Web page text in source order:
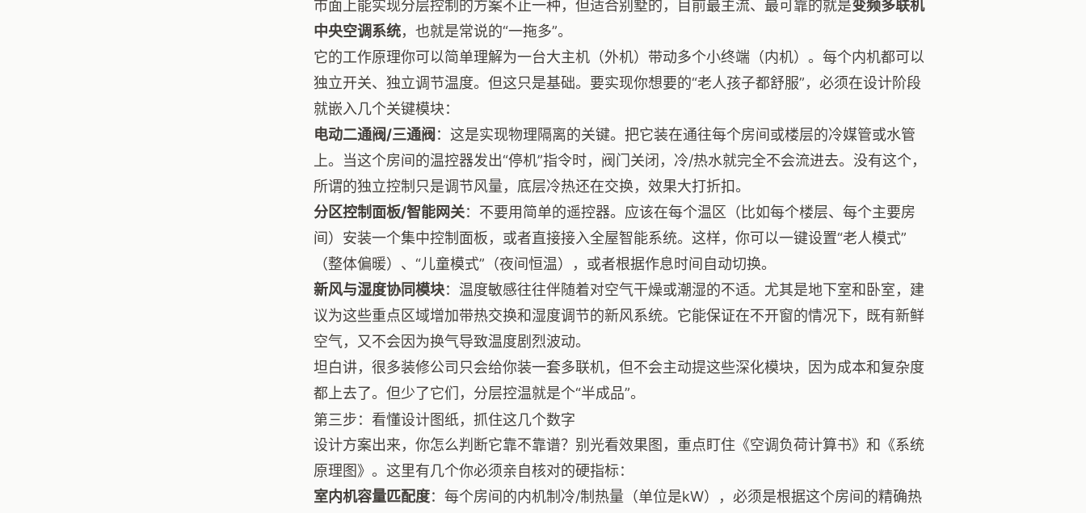
市面上能实现分层控制的方案不止一种，但适合别墅的，目前最主流、最可靠的就是变频多联机
中央空调系统，也就是常说的“一拖多”。
它的工作原理你可以简单理解为一台大主机（外机）带动多个小终端（内机）。每个内机都可以
独立开关、独立调节温度。但这只是基础。要实现你想要的“老人孩子都舒服”，必须在设计阶段
就嵌入几个关键模块：
电动二通阀/三通阀 ：这是实现物理隔离的关键。把它装在通往每个房间或楼层的冷媒管或水管
上。当这个房间的温控器发出“停机”指令时，阀门关闭，冷/热水就完全不会流进去。没有这个，
所谓的独立控制只是调节风量，底层冷热还在交换，效果大打折扣。
分区控制面板/智能网关：不要用简单的遥控器。应该在每个温区（比如每个楼层、每个主要房
间）安装一个集中控制面板，或者直接接入全屋智能系统。这样，你可以一键设置“老人模式”
（整体偏暖）、“儿童模式”（夜间恒温），或者根据作息时间自动切换。
新风与湿度协同模块：温度敏感往往伴随着对空气干燥或潮湿的不适。尤其是地下室和卧室，建
议为这些重点区域增加带热交换和湿度调节的新风系统。它能保证在不开窗的情况下，既有新鲜
空气，又不会因为换气导致温度剧烈波动。
坦白讲，很多装修公司只会给你装一套多联机，但不会主动提这些深化模块，因为成本和复杂度
都上去了。但少了它们，分层控温就是个“半成品”。
第三步：看懂设计图纸，抓住这几个数字
设计方案出来，你怎么判断它靠不靠谱？别光看效果图，重点盯住《空调负荷计算书》和《系统
原理图》。这里有几个你必须亲自核对的硬指标：
室内机容量匹配度：每个房间的内机制冷/制热量（单位是kW），必须是根据这个房间的精确热